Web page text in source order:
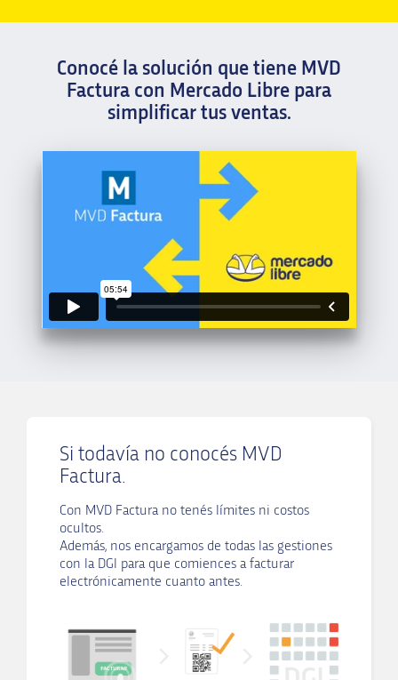
Conocé la solución que tiene MVD
Factura con Mercado Libre para
simplificar tus ventas.
Si todavía no conocés MVD
Factura.
Con MVD Factura no tenés límites ni costos
ocultos.
Además, nos encargamos de todas las gestiones
con la DGI para que comiences a facturar
electrónicamente cuanto antes.